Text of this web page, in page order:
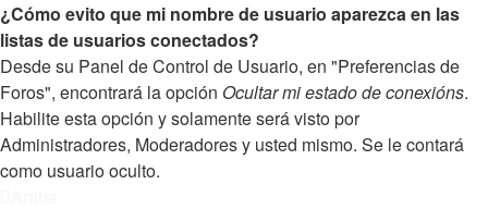
¿Cómo evito que mi nombre de usuario aparezca en las
listas de usuarios conectados?
Desde su Panel de Control de Usuario, en "Preferencias de
Foros", encontrará la opción Ocultar mi estado de conexións.
Habilite esta opción y solamente será visto por
Administradores, Moderadores y usted mismo. Se le contará
como usuario oculto.